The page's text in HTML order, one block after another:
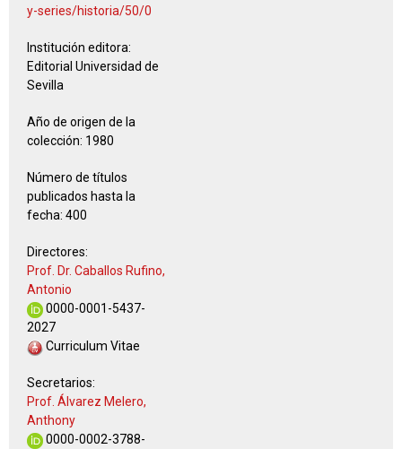
y-series/historia/50/0
Institución editora:
Editorial Universidad de
Sevilla
Año de origen de la
colección: 1980
Número de títulos
publicados hasta la
fecha: 400
Directores:
Prof. Dr. Caballos Rufino,
Antonio
0000-0001-5437-
2027
Curriculum Vitae
Secretarios:
Prof. Álvarez Melero,
Anthony
0000-0002-3788-